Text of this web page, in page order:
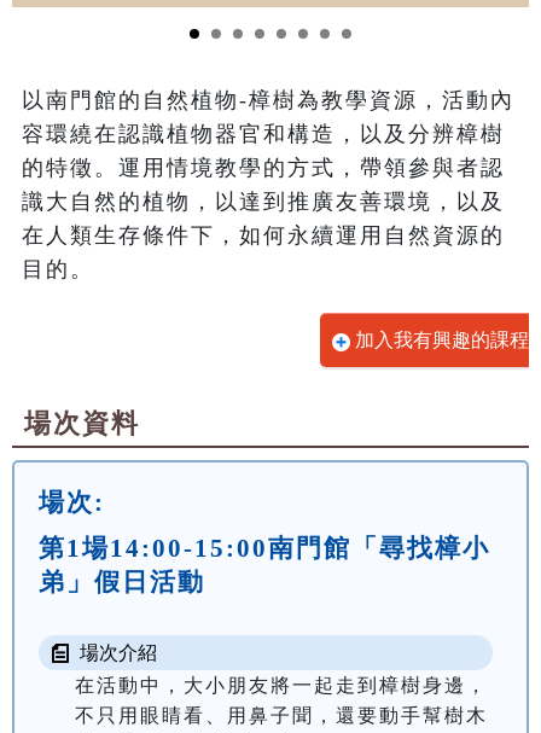
以南門館的自然植物-樟樹為教學資源，活動內
容環繞在認識植物器官和構造，以及分辨樟樹
的特徵。運用情境教學的方式，帶領參與者認
識大自然的植物，以達到推廣友善環境，以及
在人類生存條件下，如何永續運用自然資源的
目的。
加入我有興趣的課程
場次資料
場次:
第1場14:00-15:00南門館「尋找樟小
弟」假日活動
場次介紹
在活動中，大小朋友將一起走到樟樹身邊，
不只用眼睛看、用鼻子聞，還要動手幫樹木